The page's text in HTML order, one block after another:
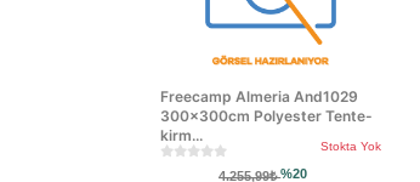
Freecamp Almeria And1029
300x300cm Polyester Tente-
kirm...
Stokta Yok
4.255,99₺%20